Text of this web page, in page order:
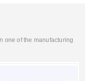
one of the manufacturing